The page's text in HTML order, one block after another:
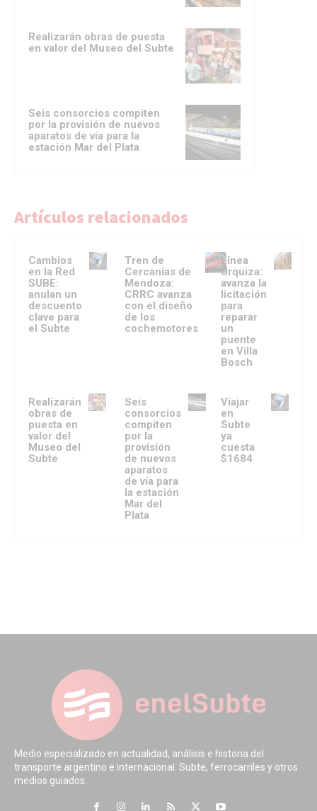
Realizarán obras de puesta
en valor del Museo del Subte
Seis consorcios compiten
por la provisión de nuevos
aparatos de vía para la
estación Mar del Plata
Artículos relacionados
Cambios
en la Red
SUBE:
anulan un
descuento
clave para
el Subte
Tren de
Cercanías de
Mendoza:
CRRC avanza
con el diseño
de los
cochemotores
Línea
Urquiza:
avanza la
licitación
para
reparar
un
puente
en Villa
Bosch
Realizarán
obras de
puesta en
valor del
Museo del
Subte
Seis
consorcios
compiten
por la
provisión
de nuevos
aparatos
de vía para
la estación
Mar del
Plata
Viajar
en
Subte
ya
cuesta
$1684
Medio especializado en actualidad, análisis e historia del
transporte argentino e internacional. Subte, ferrocarriles y otros
medios guiados.